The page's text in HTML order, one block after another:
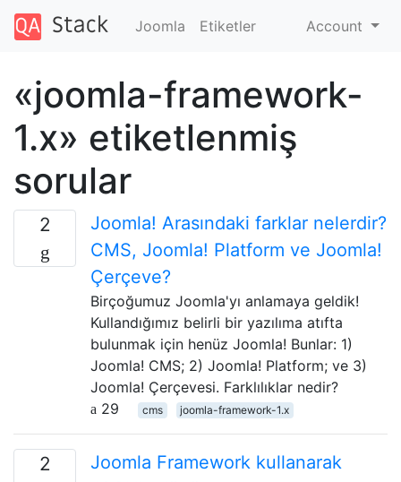
Joomla Etiketler Account
«joomla-framework-
1.x» etiketlenmiş
sorular
2
Joomla! Arasındaki farklar nelerdir?
CMS, Joomla! Platform ve Joomla!
Çerçeve?
Birçoğumuz Joomla'yı anlamaya geldik!
Kullandığımız belirli bir yazılıma atıfta
bulunmak için henüz Joomla! Bunlar: 1)
Joomla! CMS; 2) Joomla! Platform; ve 3)
Joomla! Çerçevesi. Farklılıklar nedir?
29
cms joomla-framework-1.x
2
Joomla Framework kullanarak